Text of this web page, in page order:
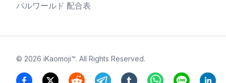
パルワールド 配合表
© 2026 iKaomoji™. All Rights Reserved.